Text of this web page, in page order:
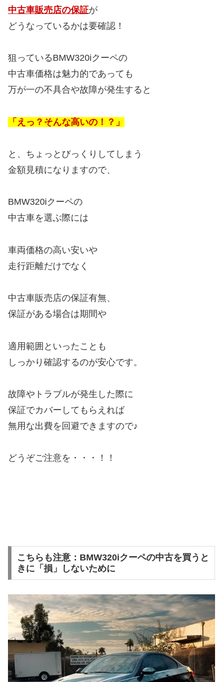
中古車販売店の保証が
どうなっているかは要確認！
狙っているBMW320iクーペの
中古車価格は魅力的であっても
万が一の不具合や故障が発生すると
「えっ？そんな高いの！？」
と、ちょっとびっくりしてしまう
金額見積になりますので、
BMW320iクーペの
中古車を選ぶ際には
車両価格の高い安いや
走行距離だけでなく
中古車販売店の保証有無、
保証がある場合は期間や
適用範囲といったことも
しっかり確認するのが安心です。
故障やトラブルが発生した際に
保証でカバーしてもらえれば
無用な出費を回避できますので♪
どうぞご注意を・・・！！
こちらも注意：BMW320iクーペの中古を買うと
きに「損」しないために